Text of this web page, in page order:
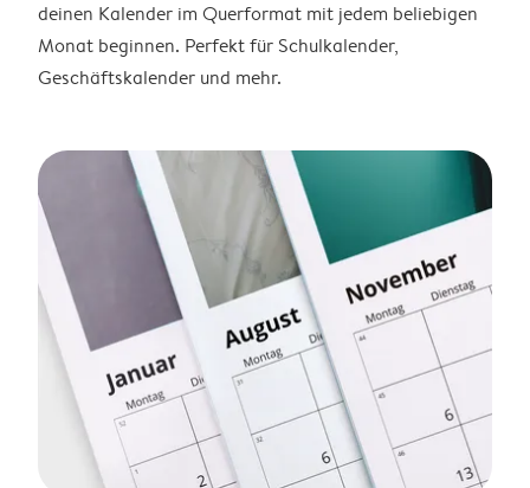
deinen Kalender im Querformat mit jedem beliebigen
Monat beginnen. Perfekt für Schulkalender,
Geschäftskalender und mehr.